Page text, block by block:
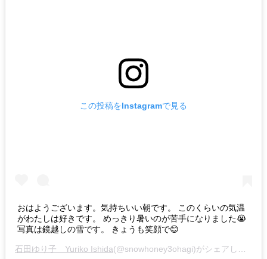
この投稿をInstagramで見る
おはようございます。気持ちいい朝です。 このくらいの気温
がわたしは好きです。 めっきり暑いのが苦手になりました😭
写真は鏡越しの雪です。 きょうも笑顔で😊
石田ゆり子 Yuriko Ishida(@snowhoney3ohagi)がシェアした投稿 -